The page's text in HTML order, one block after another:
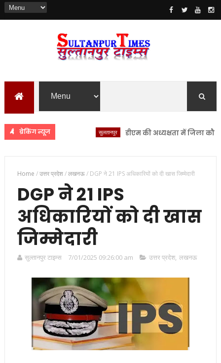
ब्रेकिंग न्यूज डीएम की अध्यक्षता में जिला कौशल
Home /उत्तर प्रदेश/लखनऊ/ DGP ने 21 IPS अधिकारियों को दी खास जिम्मेदारी
DGP ने 21 IPS
अधिकारियों को दी खास
जिम्मेदारी
सुल्तानपुर टाइम्स 7/01/2025 09:26:00 am उत्तर प्रदेश, लखनऊ